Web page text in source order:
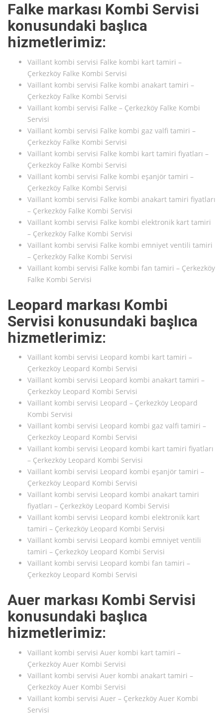
Falke markası Kombi Servisi
konusundaki başlıca
hizmetlerimiz:
Vaillant kombi servisi Falke kombi kart tamiri –
Çerkezköy Falke Kombi Servisi
Vaillant kombi servisi Falke kombi anakart tamiri –
Çerkezköy Falke Kombi Servisi
Vaillant kombi servisi Falke – Çerkezköy Falke Kombi
Servisi
Vaillant kombi servisi Falke kombi gaz valfi tamiri –
Çerkezköy Falke Kombi Servisi
Vaillant kombi servisi Falke kombi kart tamiri fiyatları –
Çerkezköy Falke Kombi Servisi
Vaillant kombi servisi Falke kombi eşanjör tamiri –
Çerkezköy Falke Kombi Servisi
Vaillant kombi servisi Falke kombi anakart tamiri fiyatları
– Çerkezköy Falke Kombi Servisi
Vaillant kombi servisi Falke kombi elektronik kart tamiri
– Çerkezköy Falke Kombi Servisi
Vaillant kombi servisi Falke kombi emniyet ventili tamiri
– Çerkezköy Falke Kombi Servisi
Vaillant kombi servisi Falke kombi fan tamiri – Çerkezköy
Falke Kombi Servisi
Leopard markası Kombi
Servisi konusundaki başlıca
hizmetlerimiz:
Vaillant kombi servisi Leopard kombi kart tamiri –
Çerkezköy Leopard Kombi Servisi
Vaillant kombi servisi Leopard kombi anakart tamiri –
Çerkezköy Leopard Kombi Servisi
Vaillant kombi servisi Leopard – Çerkezköy Leopard
Kombi Servisi
Vaillant kombi servisi Leopard kombi gaz valfi tamiri –
Çerkezköy Leopard Kombi Servisi
Vaillant kombi servisi Leopard kombi kart tamiri fiyatları
– Çerkezköy Leopard Kombi Servisi
Vaillant kombi servisi Leopard kombi eşanjör tamiri –
Çerkezköy Leopard Kombi Servisi
Vaillant kombi servisi Leopard kombi anakart tamiri
fiyatları – Çerkezköy Leopard Kombi Servisi
Vaillant kombi servisi Leopard kombi elektronik kart
tamiri – Çerkezköy Leopard Kombi Servisi
Vaillant kombi servisi Leopard kombi emniyet ventili
tamiri – Çerkezköy Leopard Kombi Servisi
Vaillant kombi servisi Leopard kombi fan tamiri –
Çerkezköy Leopard Kombi Servisi
Auer markası Kombi Servisi
konusundaki başlıca
hizmetlerimiz:
Vaillant kombi servisi Auer kombi kart tamiri –
Çerkezköy Auer Kombi Servisi
Vaillant kombi servisi Auer kombi anakart tamiri –
Çerkezköy Auer Kombi Servisi
Vaillant kombi servisi Auer – Çerkezköy Auer Kombi
Servisi